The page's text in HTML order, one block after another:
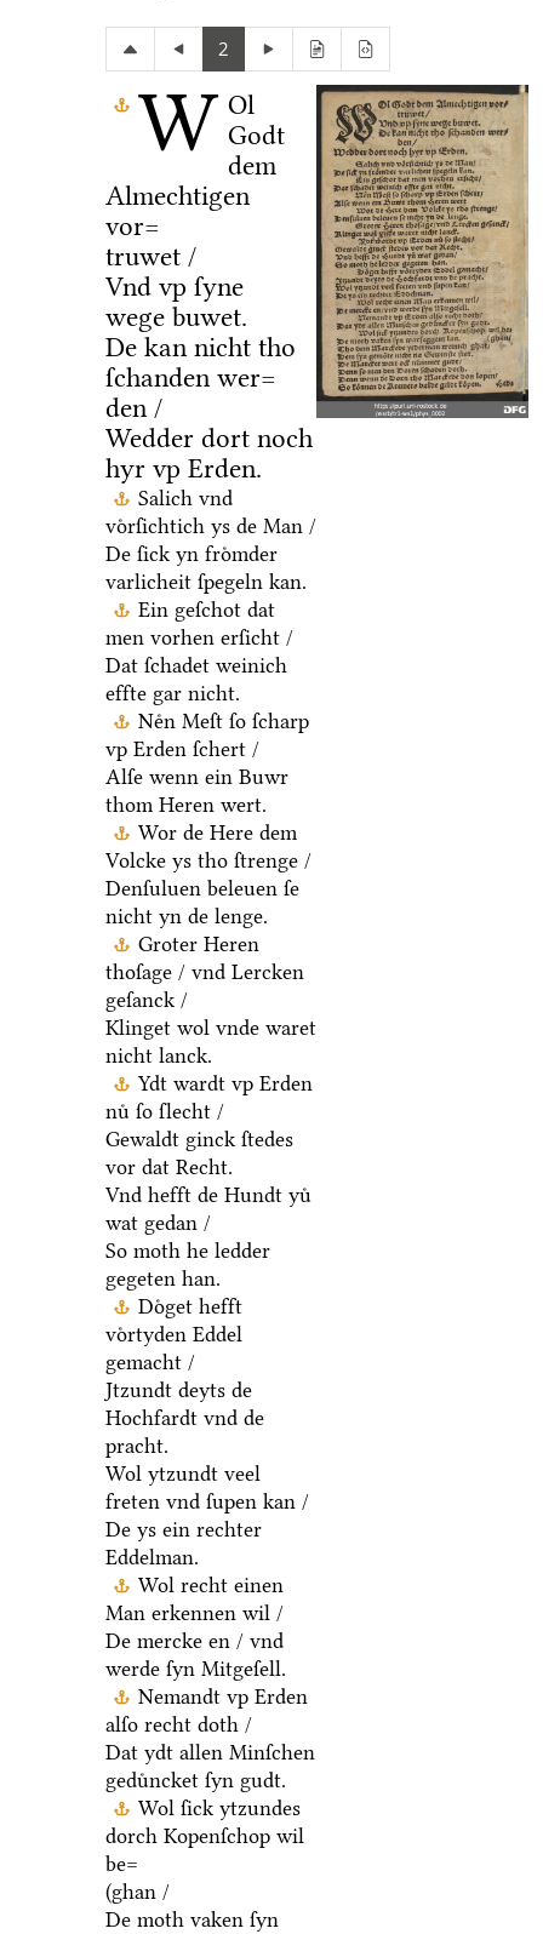
2
W Ol
Godt
dem
Almechtigen
vor=
truwet /
Vnd vp ſyne
wege buwet.
De kan nicht tho
ſchanden wer=
den /
Wedder dort noch
hyr vp Erden.
Salich vnd
voͤrſichtich ys de Man /
De ſick yn froͤmder
varlicheit ſpegeln kan.
Ein geſchot dat
men vorhen erſicht /
Dat ſchadet weinich
effte gar nicht.
Neͤn Meſt ſo ſcharp
vp Erden ſchert /
Alſe wenn ein Buwr
thom Heren wert.
Wor de Here dem
Volcke ys tho ſtrenge /
Denſuluen beleuen ſe
nicht yn de lenge.
Groter Heren
thoſage / vnd Lercken
geſanck /
Klinget wol vnde waret
nicht lanck.
Ydt wardt vp Erden
nuͤ ſo ſlecht /
Gewaldt ginck ſtedes
vor dat Recht.
Vnd hefft de Hundt yuͤ
wat gedan /
So moth he ledder
gegeten han.
Doͤget hefft
voͤrtyden Eddel
gemacht /
Jtzundt deyts de
Hochfardt vnd de
pracht.
Wol ytzundt veel
freten vnd ſupen kan /
De ys ein rechter
Eddelman.
Wol recht einen
Man erkennen wil /
De mercke en / vnd
werde ſyn Mitgeſell.
Nemandt vp Erden
alſo recht doth /
Dat ydt allen Minſchen
geduͤncket ſyn gudt.
Wol ſick ytzundes
dorch Kopenſchop wil
be=
(ghan /
De moth vaken ſyn